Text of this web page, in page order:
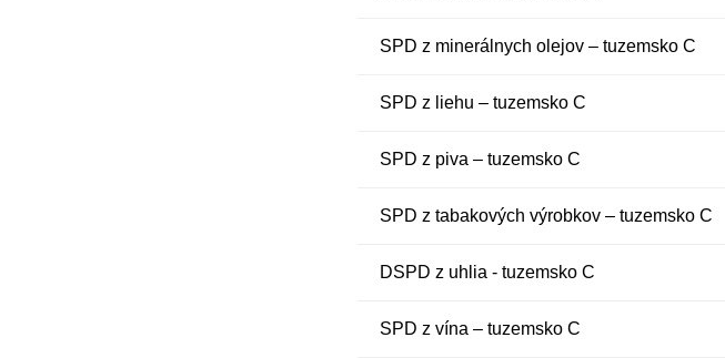
SPD z minerálnych olejov – tuzemsko C
SPD z liehu – tuzemsko C
SPD z piva – tuzemsko C
SPD z tabakových výrobkov – tuzemsko C
DSPD z uhlia - tuzemsko C
SPD z vína – tuzemsko C